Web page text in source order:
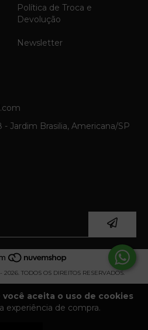
você aceita o uso de cookies
experiência de compra.
Política de Troca e
Devolução
Newsletter
- Jardim Brasilia, Americana/SP
TODOS OS DIREITOS RESERVADOS.